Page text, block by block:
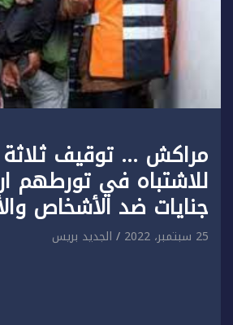
مراكش … توقيف
للاشتباه في تورطهم
جنايات ضد الأشخاص
25 سبتمبر، 2022 الجديد بريس